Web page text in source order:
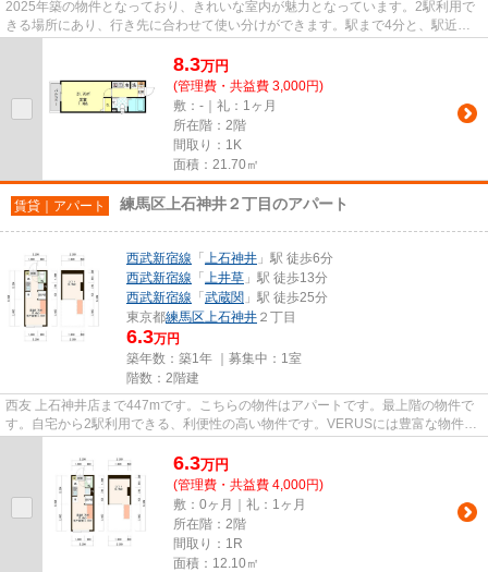
2025年築の物件となっており、きれいな室内が魅力となっています。2駅利用で
きる場所にあり、行き先に合わせて使い分けができます。駅まで4分と、駅近で
8.3万円
(管理費・共益費 3,000円)
敷：-｜礼：1ヶ月
所在階：2階
間取り：1K
面積：21.70㎡
賃貸｜アパート 練馬区上石神井２丁目のアパート
西武新宿線 「 上石神井 」駅 徒歩6分
西武新宿線 「 上井草 」駅 徒歩13分
西武新宿線 「 武蔵関 」駅 徒歩25分
東京都練馬区上石神井 ２丁目
6.3万円
築年数：築1年 ｜募集中： 1室
階数：2階建
西友 上石神井店まで447mです。こちらの物件はアパートです。最上階の物件で
す。自宅から2駅利用できる、利便性の高い物件です。VERUSには豊富な物件情
6.3万円
(管理費・共益費 4,000円)
敷：0ヶ月｜礼：1ヶ月
所在階：2階
間取り：1R
面積：12.10㎡